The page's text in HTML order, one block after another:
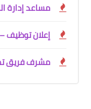
مساعد إدارة
إعلان توظيف
مشرف فريق